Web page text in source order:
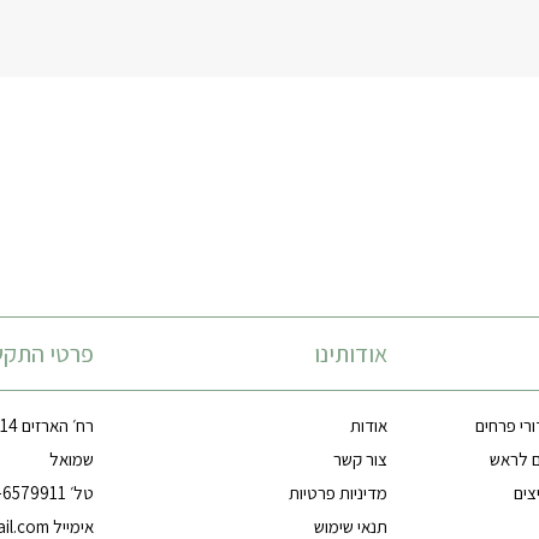
פרחים
לראש
אודותינו
אודות
צור קשר
מדיניות פרטיות
תנאי שימוש
פרטי
שמואל
טל׳ 03-6579911
אימייל